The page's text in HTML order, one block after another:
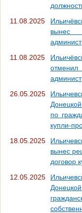
11.08.2025
вынес
11.08.2025
26.05.2025
по
купли-
18.05.2025
вынес
договор
12.05.2025